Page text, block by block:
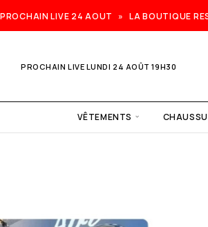
PROCHAIN LIVE 24 AOUT » LA BOUTIQUE
PROCHAIN LIVE LUNDI 24 AOÛT 19H30
VÊTEMENTS